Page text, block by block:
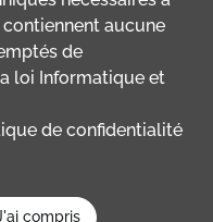
aucune
de
loi Informatique et
de confidentialité
compris